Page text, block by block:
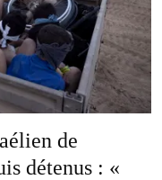
de
détenus : «